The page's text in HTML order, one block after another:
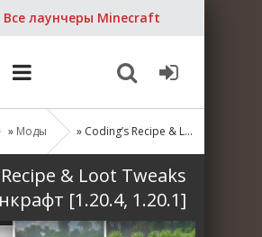
Все лаунчеры Minecraft
» Моды » Coding’s Recipe & Loot Tweaks для Майнкрафт [1.20.4, 1.20.1]
Recipe & Loot Tweaks
[1.20.4, 1.20.1]